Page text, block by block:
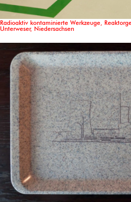
Radioaktiv kontaminierte Werkzeuge,
Unterweser, Niedersachsen